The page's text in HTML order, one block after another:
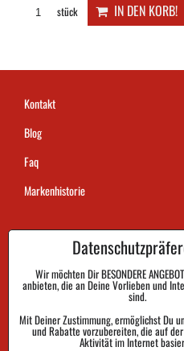
stück IN DEN KORB!
Kontakt
Blog
Faq
Markenhistorie
Dauer der Auftragsausführung
Zahlung
Warenrückgabe und Reklamation
Größe
Wir möchten Dir BESONDERE
anbieten, die an Deine Vorlieben und
sind.
Mit Deiner Zustimmung, ermöglichst Du
und Rabatte vorzubereiten, die auf
Aktivität im Internet